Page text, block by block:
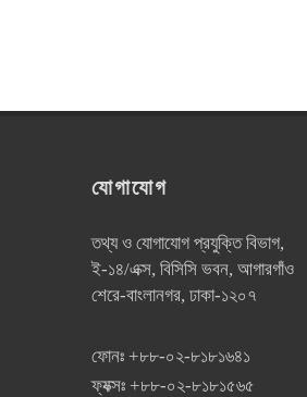
যোগাযোগ
তথ্য ও যোগাযোগ প্রযুক্তি বিভাগ,
ই-১৪/এক্স, বিসিসি ভবন, আগারগাঁও
শেরে-বাংলানগর, ঢাকা-১২০৭
ফোনঃ +৮৮-০২-৮১৮১৬৪১
ফ্যক্সঃ +৮৮-০২-৮১৮১৫৬৫